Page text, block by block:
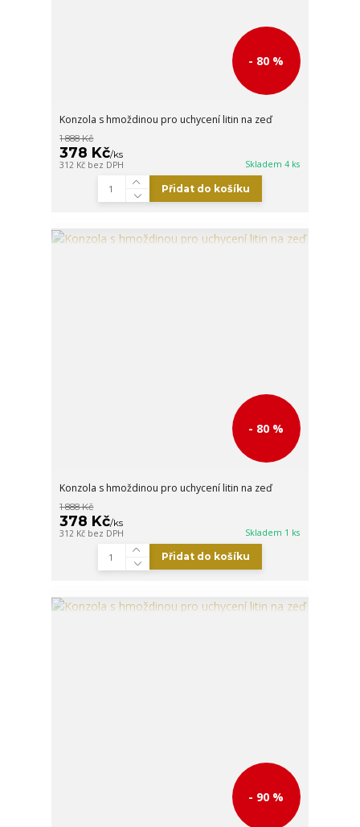
- 80 %
Konzola s hmoždinou pro uchycení litin na zeď
1 888 Kč
378 Kč/ks
312 Kč bez DPH Skladem 4 ks
Přidat do košíku
- 80 %
Konzola s hmoždinou pro uchycení litin na zeď
1 888 Kč
378 Kč/ks
312 Kč bez DPH Skladem 1 ks
Přidat do košíku
- 90 %